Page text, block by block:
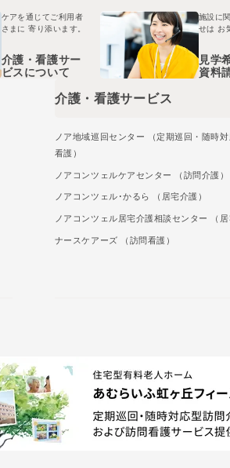
ケアを通じてご利用者
さまに寄り添います。
介護・看護サー
ビスについて
施設に
せは お
見学
資料
介護・看護サービス
ノア地域巡回センター （定期巡回・随時
看護）
ノアコンツェルケアセンター （訪問介護）
ノアコンツェル･かるら （居宅介護）
ノアコンツェル居宅介護相談センター （居
ナースケアーズ （訪問看護）